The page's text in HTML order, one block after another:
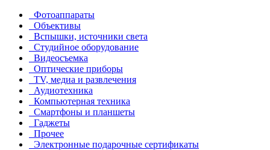
Фотоаппараты
Объективы
Вспышки, источники света
Студийное оборудование
Видеосъемка
Оптические приборы
TV, медиа и развлечения
Аудиотехника
Компьютерная техника
Смартфоны и планшеты
Гаджеты
Прочее
Электронные подарочные сертификаты